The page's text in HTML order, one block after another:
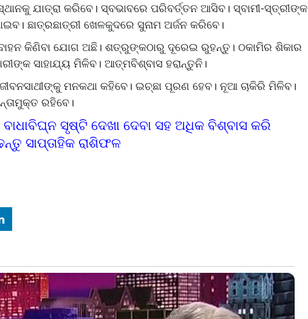
ଯାତ୍ରା କରିବେ। ସ୍ବଭାବରେ ପରିବର୍ତ୍ତନ ଆସିବ। ସ୍ବାମୀ-ସ୍ତ୍ରୀଙ୍କ
ଛାତ୍ରଛାତ୍ରୀ ଖେଳକୁଦରେ ସୁନାମ ଅର୍ଜନ କରିବେ।
କିଣିବା ଯୋଗ ଅଛି। ଶତ୍ରୁଙ୍କଠାରୁ ଦୂରେଇ ରୁହନ୍ତୁ। ଠକାମିର ଶିକାର
ସାହାଯ୍ୟ ମିଳିବ। ଆତ୍ମବିଶ୍ବାସ ହରାନ୍ତୁନି।
ମନକଥା କହିବେ। ଇଚ୍ଛା ପୂରଣ ହେବ। ନୂଆ ଚାକିରି ମିଳିବ।
ରହିବେ।
ବାଧାବିଘ୍ନ ସୃଷ୍ଟି ଦେଖା ଦେବା ସହ ଅଧିକ ବିଶ୍ବାସ କରି
ସାପ୍ତାହିକ ରାଶିଫଳ